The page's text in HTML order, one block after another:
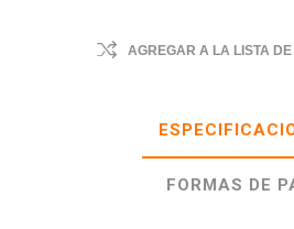
AGREGAR A LA LISTA
FORMAS DE